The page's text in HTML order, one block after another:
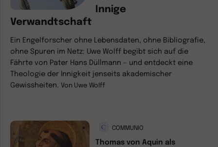
Innige
Verwandtschaft
Ein Engelforscher ohne Lebensdaten, ohne Bibliografie,
ohne Spuren im Netz: Uwe Wolff begibt sich auf die
Fährte von Pater Hans Düllmann – und entdeckt eine
Theologie der Innigkeit jenseits akademischer
Gewissheiten. Von Uwe Wolff
COMMUNIO
Thomas von Aquin als